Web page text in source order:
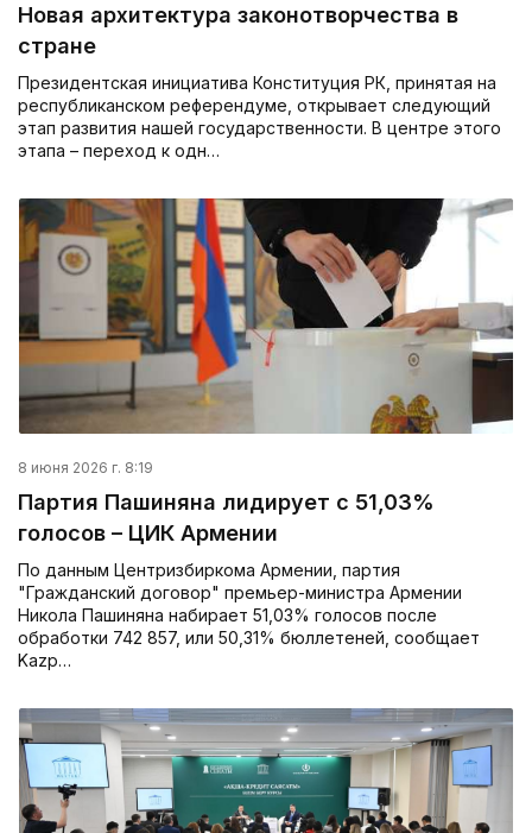
Новая архитектура законотворчества в
стране
Президентская инициатива Конституция РК, принятая на
респуб­ликанском референдуме, открывает следующий
этап развития нашей государственности. В центре этого
этапа – переход к одн…
8 июня 2026 г. 8:19
Партия Пашиняна лидирует с 51,03%
голосов – ЦИК Армении
По данным Центризбиркома Армении, партия
"Гражданский договор" премьер-министра Армении
Никола Пашиняна набирает 51,03% голосов после
обработки 742 857, или 50,31% бюллетеней, сообщает
Kazp…